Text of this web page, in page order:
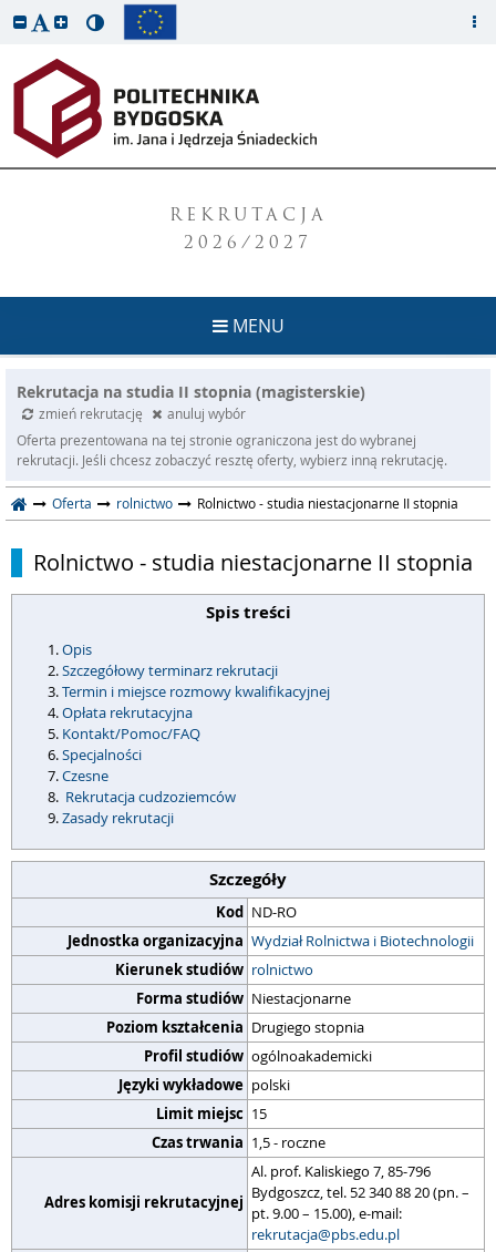
REKRUTACJA
2026/2027
MENU
Rekrutacja na studia II stopnia (magisterskie)
zmień rekrutację
anuluj wybór
Oferta prezentowana na tej stronie ograniczona jest do wybranej
rekrutacji. Jeśli chcesz zobaczyć resztę oferty, wybierz inną rekrutację.
Oferta rolnictwo Rolnictwo - studia niestacjonarne II stopnia
Rolnictwo - studia niestacjonarne II stopnia
Spis treści
Opis
Szczegółowy terminarz rekrutacji
Termin i miejsce rozmowy kwalifikacyjnej
Opłata rekrutacyjna
Kontakt/Pomoc/FAQ
Specjalności
Czesne
Rekrutacja cudzoziemców
Zasady rekrutacji
Szczegóły
Kod ND-RO
Jednostka organizacyjna Wydział Rolnictwa i Biotechnologii
Kierunek studiów rolnictwo
Forma studiów Niestacjonarne
Poziom kształcenia Drugiego stopnia
Profil studiów ogólnoakademicki
Języki wykładowe polski
Limit miejsc 15
Czas trwania 1,5 - roczne
Adres komisji rekrutacyjnej
Al. prof. Kaliskiego 7, 85-796
Bydgoszcz, tel. 52 340 88 20 (pn. –
pt. 9.00 – 15.00), e-mail:
rekrutacja@pbs.edu.pl